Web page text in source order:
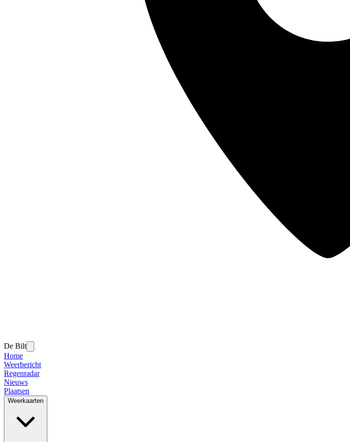
De Bilt
Home
Weerbericht
Regenradar
Nieuws
Plaatsen
Weerkaarten